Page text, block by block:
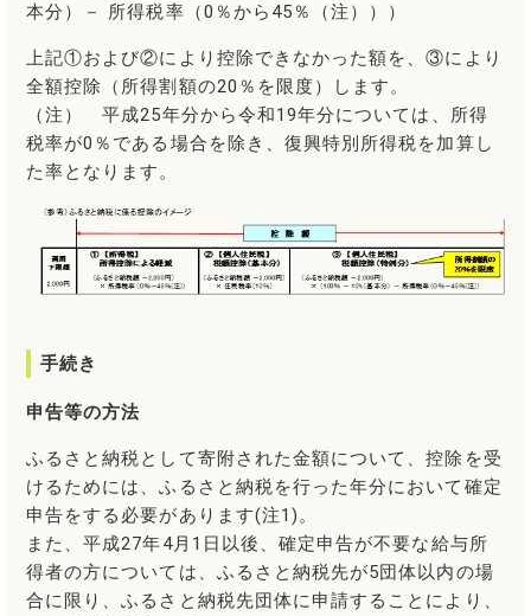
本分）－ 所得税率（0％から45％（注）））
上記①および②により控除できなかった額を、③により
全額控除（所得割額の20％を限度）します。
（注） 平成25年分から令和19年分については、所得
税率が0％である場合を除き、復興特別所得税を加算し
た率となります。
手続き
申告等の方法
ふるさと納税として寄附された金額について、控除を受
けるためには、ふるさと納税を行った年分において確定
申告をする必要があります(注1)。
また、平成27年4月1日以後、確定申告が不要な給与所
得者の方については、ふるさと納税先が5団体以内の場
合に限り、ふるさと納税先団体に申請することにより、